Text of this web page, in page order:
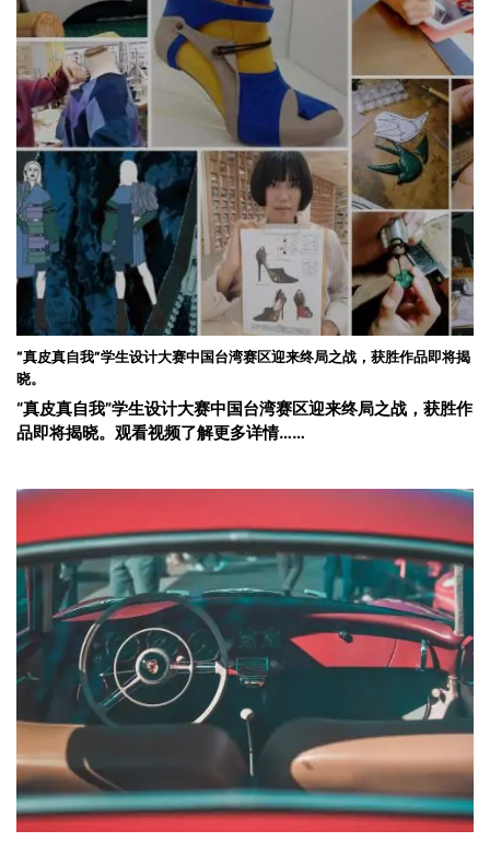
“真皮真自我”学生设计大赛中国台湾赛区迎来终局之战，获胜作品即将揭
晓。
“真皮真自我”学生设计大赛中国台湾赛区迎来终局之战，获胜作
品即将揭晓。观看视频了解更多详情……